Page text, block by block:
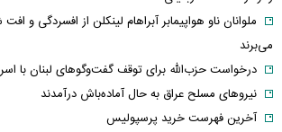
ملوانان ناو هواپیمابر آبراهام لینکلن از افسردگی و
می‌برند
درخواست حزب‌الله برای توقف گفت‌وگوهای لبنان با
نیروهای مسلح عراق به حال آماده‌باش درآمدند
آخرین فهرست خرید پرسپولیس